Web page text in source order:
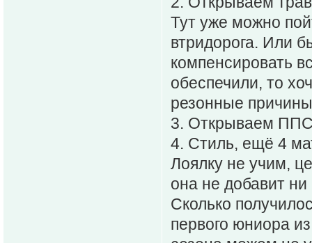
Тут уже можно
втридорога. Или
компенсировать
обеспечили, то
резонные
3. Открываем ППС
4. Стиль, ещё 4
Лоялку не учим,
она не добавит
Сколько
первого юниора